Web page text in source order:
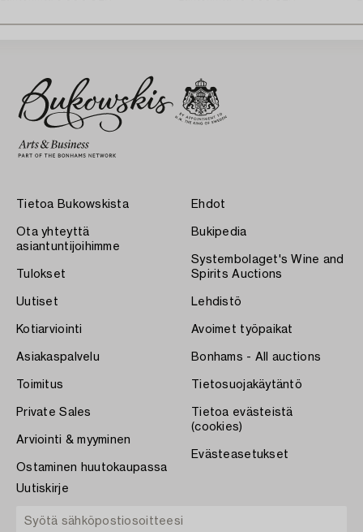
Tietoa Bukowskista
Ota yhteyttä
asiantuntijoihimme
Tulokset
Uutiset
Kotiarviointi
Asiakaspalvelu
Toimitus
Private Sales
Arviointi & myyminen
Ostaminen huutokaupassa
Ehdot
Bukipedia
Systembolaget's Wine and
Spirits Auctions
Lehdistö
Avoimet työpaikat
Bonhams - All auctions
Tietosuojakäytäntö
Tietoa evästeistä
(cookies)
Evästeasetukset
Uutiskirje